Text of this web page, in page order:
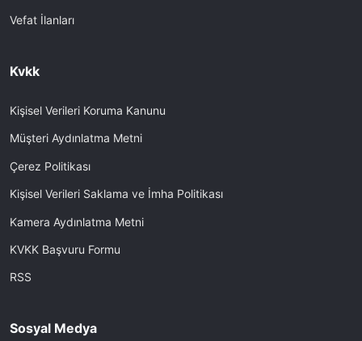
Vefat İlanları
Kvkk
Kişisel Verileri Koruma Kanunu
Müşteri Aydınlatma Metni
Çerez Politikası
Kişisel Verileri Saklama ve İmha Politikası
Kamera Aydınlatma Metni
KVKK Başvuru Formu
RSS
Sosyal Medya